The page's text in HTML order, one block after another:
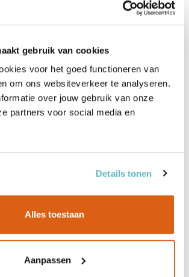
gebruik van cookies
voor het goed functioneren van
om ons websiteverkeer te analyseren.
over jouw gebruik van onze
partners voor social media en
Details tonen
Alles toestaan
Aanpassen
van spaanderplaat
het de neiging om snel te gaan splinteren.
vooral aan de zijkanten van de spaanplaat,
zijkanten af te werken met bijvoorbeeld latjes
houten platen hangt af van het formalhyde-
lage formaldehyde-emissie hebben en dus
klus lichtgewicht materiaal vereist is.